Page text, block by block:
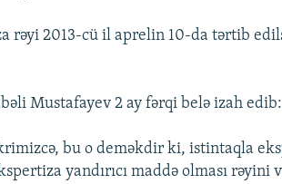
rəyi 2013-cü il aprelin 10-da tərtib
Mustafayev 2 ay fərqi belə izah edib:
bu o deməkdir ki, istintaqla
yandırıcı maddə olması